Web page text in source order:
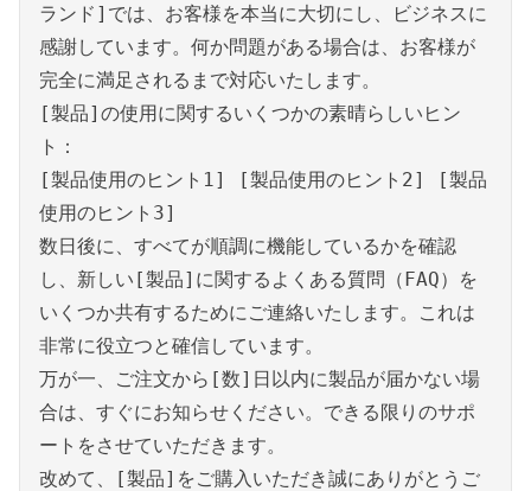
ランド]では、お客様を本当に大切にし、ビジネスに
感謝しています。何か問題がある場合は、お客様が
完全に満足されるまで対応いたします。
[製品]の使用に関するいくつかの素晴らしいヒン
ト：
[製品使用のヒント1] [製品使用のヒント2] [製品
使用のヒント3]
数日後に、すべてが順調に機能しているかを確認
し、新しい[製品]に関するよくある質問（FAQ）を
いくつか共有するためにご連絡いたします。これは
非常に役立つと確信しています。
万が一、ご注文から[数]日以内に製品が届かない場
合は、すぐにお知らせください。できる限りのサポ
ートをさせていただきます。
改めて、[製品]をご購入いただき誠にありがとうご